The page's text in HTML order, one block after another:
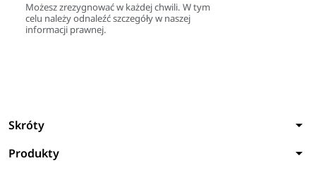
Możesz zrezygnować w każdej chwili. W tym
celu należy odnaleźć szczegóły w naszej
informacji prawnej.
Skróty arrow_drop_down
Produkty arrow_drop_down